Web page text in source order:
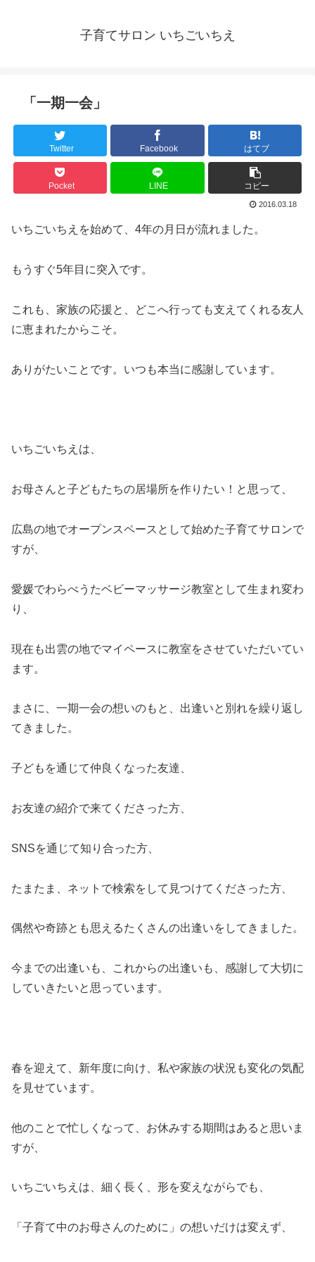
子育てサロン いちごいちえ
「一期一会」
Twitter Facebook はてブ
Pocket LINE コピー
2016.03.18
いちごいちえを始めて、4年の月日が流れました。
もうすぐ5年目に突入です。
これも、家族の応援と、どこへ行っても支えてくれる友人
に恵まれたからこそ。
ありがたいことです。いつも本当に感謝しています。
いちごいちえは、
お母さんと子どもたちの居場所を作りたい！と思って、
広島の地でオープンスペースとして始めた子育てサロンで
すが、
愛媛でわらべうたベビーマッサージ教室として生まれ変わ
り、
現在も出雲の地でマイペースに教室をさせていただいてい
ます。
まさに、一期一会の想いのもと、出逢いと別れを繰り返し
てきました。
子どもを通じて仲良くなった友達、
お友達の紹介で来てくださった方、
SNSを通じて知り合った方、
たまたま、ネットで検索をして見つけてくださった方、
偶然や奇跡とも思えるたくさんの出逢いをしてきました。
今までの出逢いも、これからの出逢いも、感謝して大切に
していきたいと思っています。
春を迎えて、新年度に向け、私や家族の状況も変化の気配
を見せています。
他のことで忙しくなって、お休みする期間はあると思いま
すが、
いちごいちえは、細く長く、形を変えながらでも、
「子育て中のお母さんのために」の想いだけは変えず、